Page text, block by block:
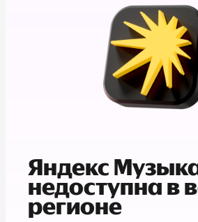
Яндекс
недоступна в
регионе